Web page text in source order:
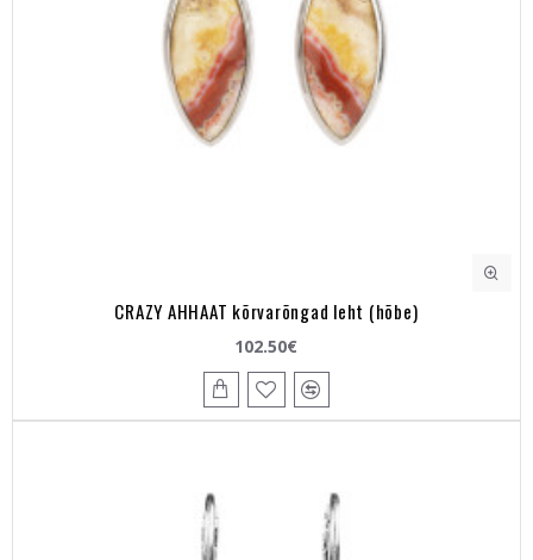
CRAZY AHHAAT kõrvarõngad leht (hõbe)
102.50€